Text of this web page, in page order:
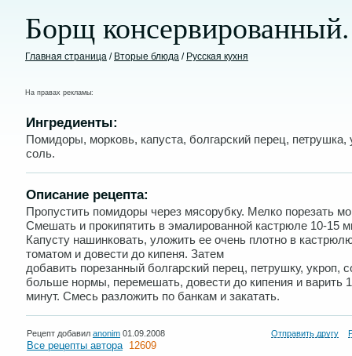
Борщ консервированный.
Главная страница / Вторые блюда / Русская кухня
На правах рекламы:
Ингредиенты:
Помидоры, морковь, капуста, болгарский перец, петрушка,
соль.
Описание рецепта:
Пропустить помидоры через мясорубку. Мелко порезать
Смешать и прокипятить в эмалированной кастрюле 10-15
Капусту нашинковать, уложить ее очень плотно в
томатом и довести до кипеня. Затем
добавить порезанный болгарский перец, петрушку, укроп,
больше нормы, перемешать, довести до кипения и варить
минут. Смесь разложить по банкам и закатать.
Рецепт добавил anonim 01.09.2008 Отправить другу
Все рецепты автора 12609